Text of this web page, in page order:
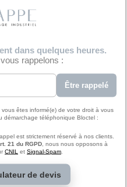
dans quelques heures.
rappelons :
Être rappelé
êtes informé(e) de votre droit à vous
démarchage téléphonique Bloctel :
est strictement réservé à nos clients.
21 du RGPD , nous nous opposons à
CNIL et Signal-Spam
de devis